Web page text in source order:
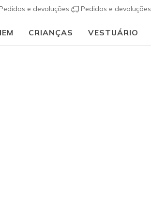
e devoluções Pedidos e devoluções
CRIANÇAS VESTUÁRIO